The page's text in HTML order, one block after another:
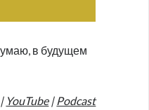
в будущем
YouTube| Podcast